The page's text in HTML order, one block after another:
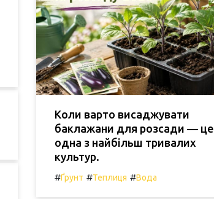
Коли варто висаджувати
баклажани для розсади — це
одна з найбільш тривалих
культур.
#Ґрунт #Теплиця #Вода